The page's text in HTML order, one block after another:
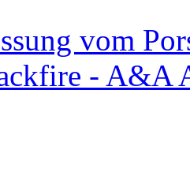
vom
- A&A